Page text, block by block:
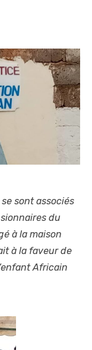
sont associés
du
à la maison
à la faveur de
Africain